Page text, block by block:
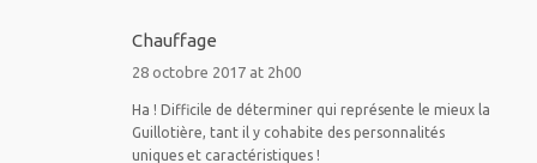
Chauffage
28 octobre 2017 at 2h00
Ha ! Difficile de déterminer qui représente le mieux la
Guillotière, tant il y cohabite des personnalités
uniques et caractéristiques !